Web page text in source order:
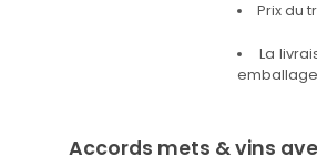
Prix du
La
Accords mets & vins avec